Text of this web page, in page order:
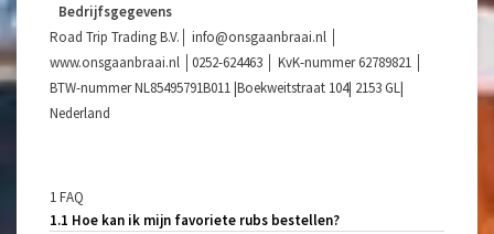
Bedrijfsgegevens
Road Trip Trading B.V.│ info@onsgaanbraai.nl
www.onsgaanbraai.nl │0252-624463 │ KvK-nummer 62789821 │
BTW-nummer NL85495791B011 |Boekweitstraat 104| 2153 GL|
Nederland
1 FAQ
1.1 Hoe kan ik mijn favoriete rubs bestellen?